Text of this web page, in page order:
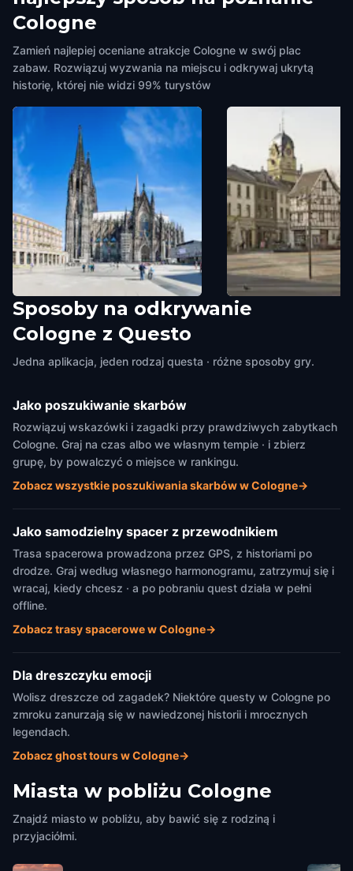
Cologne
Zamień najlepiej oceniane atrakcje Cologne w swój plac
zabaw. Rozwiązuj wyzwania na miejscu i odkrywaj ukrytą
historię, której nie widzi 99% turystów
Cologne Cathedral
Cologne,Germany
Alter Markt
Sposoby na odkrywanie
Cologne z Questo
Jedna aplikacja, jeden rodzaj questa · różne sposoby gry.
Jako poszukiwanie skarbów
Rozwiązuj wskazówki i zagadki przy prawdziwych zabytkach
Cologne. Graj na czas albo we własnym tempie · i zbierz
grupę, by powalczyć o miejsce w rankingu.
Zobacz wszystkie poszukiwania skarbów w Cologne→
Jako samodzielny spacer z przewodnikiem
Trasa spacerowa prowadzona przez GPS, z historiami po
drodze. Graj według własnego harmonogramu, zatrzymuj się i
wracaj, kiedy chcesz · a po pobraniu quest działa w pełni
offline.
Zobacz trasy spacerowe w Cologne→
Dla dreszczyku emocji
Wolisz dreszcze od zagadek? Niektóre questy w Cologne po
zmroku zanurzają się w nawiedzonej historii i mrocznych
legendach.
Zobacz ghost tours w Cologne→
Miasta w pobliżu Cologne
Znajdź miasto w pobliżu, aby bawić się z rodziną i
przyjaciółmi.